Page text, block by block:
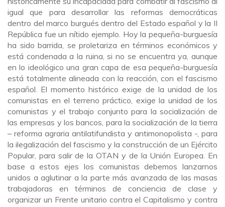
igual que para desarrollar las reformas democráticas
dentro del marco burgués dentro del Estado español y la II
República fue un nítido ejemplo. Hoy la pequeña-burguesía
ha sido barrida, se proletariza en términos económicos y
está condenada a la ruina, si no se encuentra ya, aunque
en lo ideológico una gran capa de esa pequeña-burguesía
está totalmente alineada con la reacción, con el fascismo
español. El momento histórico exige de la unidad de los
comunistas en el terreno práctico, exige la unidad de los
comunistas y el trabajo conjunto para la socialización de
las empresas y los bancos, para la socialización de la tierra
– reforma agraria antilatifundista y antimonopolista -, para
la ilegalización del fascismo y la construcción de un Ejército
Popular, para salir de la OTAN y de la Unión Europea. En
base a estos ejes los comunistas debemos lanzarnos
unidos a aglutinar a la parte más avanzada de las masas
trabajadoras en términos de conciencia de clase y
organizar un Frente unitario contra el Capitalismo y contra